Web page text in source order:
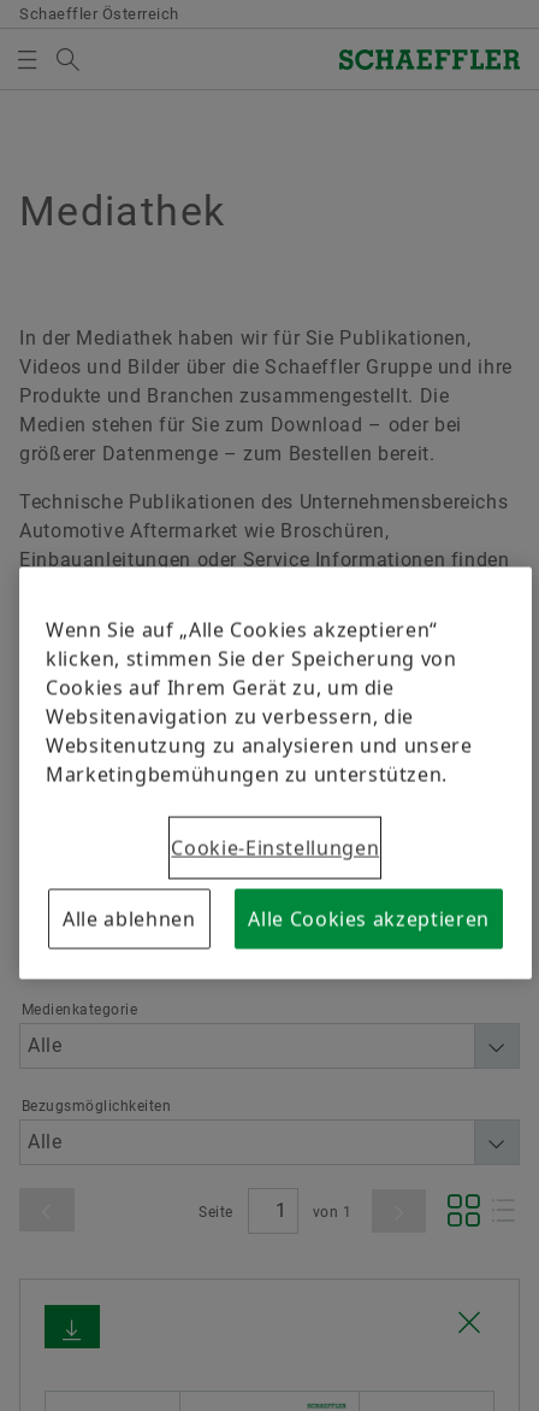
Schaeffler Österreich
Qualität & Umwelt
Einkauf & Lieferanten-Management
Digitale Zusammenarbeit
Supply Chain Management & Logistik
Nachhaltigkeit
Qualität
Lieferanteninformationsmanagement
Vertrieb
Allgemeine Geschäftsbedingungen
Konzern
Bearings & Industrial Solutions
Lifetime Solutions
medias Produktkatalog
X-life
Schulungen
Entwicklung
Mediathek
Publikationen
Apps
Es befinden sich keine Elemente in Ihrem Medienkorb.
Bitte beachten Sie:
Die maximale Bestellmenge je Medium
beträgt 20 Stück. Ein Verkauf unentgeltlich
untersagt. Die Bestellung ist
versandkostenfrei.
Jetzt bestellen
Mediathek
In der Mediathek haben wir für Sie Publikationen,
Videos und Bilder über die Schaeffler Gruppe und ihre
Produkte und Branchen zusammengestellt. Die
Medien stehen für Sie zum Download – oder bei
größerer Datenmenge – zum Bestellen bereit.
Technische Publikationen des Unternehmensbereichs
Automotive Aftermarket wie Broschüren,
Einbauanleitungen oder Service Informationen finden
Filtern
Sprache
Medienkategorie
Bezugsmöglichkeiten
Seite von 1
Wenn Sie auf „Alle Cookies akzeptieren“
klicken, stimmen Sie der Speicherung von
Cookies auf Ihrem Gerät zu, um die
Websitenavigation zu verbessern, die
Websitenutzung zu analysieren und unsere
Marketingbemühungen zu unterstützen.
Cookie-Einstellungen
Alle ablehnen Alle Cookies akzeptieren